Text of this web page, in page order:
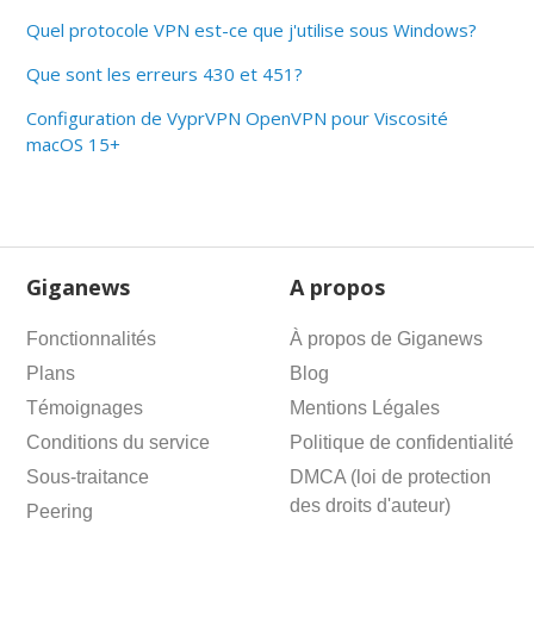
Quel protocole VPN est-ce que j'utilise sous Windows?
Que sont les erreurs 430 et 451?
Configuration de VyprVPN OpenVPN pour Viscosité
macOS 15+
Giganews
Fonctionnalités
Plans
Témoignages
Conditions du service
Sous-traitance
Peering
A propos
À propos de Giganews
Blog
Mentions Légales
Politique de confidentialité
DMCA (loi de protection
des droits d'auteur)